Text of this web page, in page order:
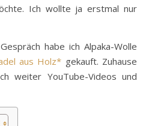
Ich wollte ja erstmal nur
habe ich Alpaka-Wolle
aus Holz* gekauft. Zuhause
weiter YouTube-Videos und